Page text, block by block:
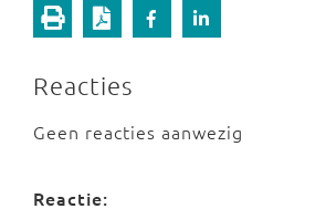
Reacties
Geen reacties aanwezig
Reactie: